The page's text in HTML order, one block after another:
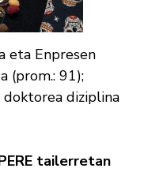
eta Enpresen
(prom.: 91);
diziplina
tailerretan